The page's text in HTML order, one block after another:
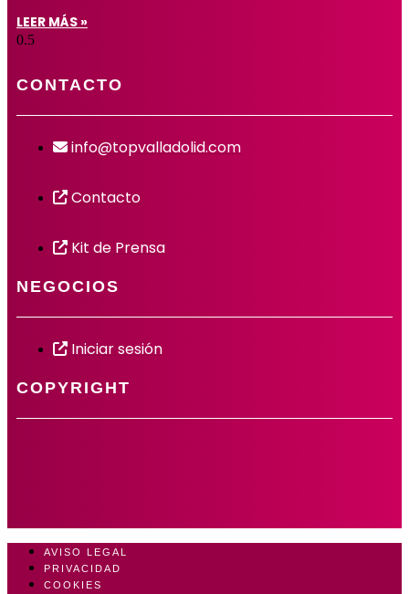
LEER MÁS »
CONTACTO
info@topvalladolid.com
Contacto
Kit de Prensa
NEGOCIOS
Iniciar sesión
COPYRIGHT
AVISO LEGAL
PRIVACIDAD
COOKIES